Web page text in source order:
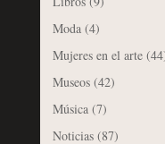
Moda(4)
Mujeres en el arte
Museos(42)
Música(7)
Noticias(87)